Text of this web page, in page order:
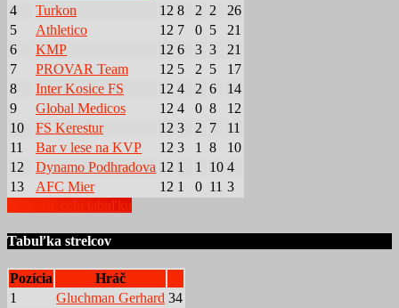
4
Turkon 12 8 2 2
26
5
Athletico 12 7 0 5
21
6
KMP 12 6 3 3
21
7
PROVAR Team 12 5 2 5
17
8
Inter Kosice FS 12 4 2 6
14
9
Global Medicos 12 4 0 8
12
10
FS Kerestur 12 3 2 7
11
11
Bar v lese na KVP 12 3 1 8
10
12
Dynamo Podhradova 12 1 1 10 4
13
AFC Mier 12 1 0 11 3
Zobraziť celú tabuľku
Tabuľka strelcov
Pozícia
Hráč
1
Gluchman Gerhard 34